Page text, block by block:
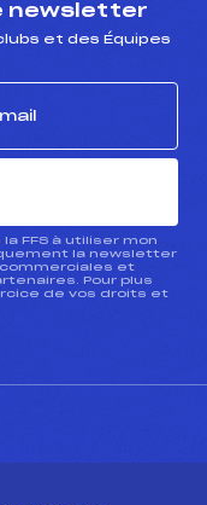
newsletter
et des Équipes
FFS à utiliser mon
la newsletter
commerciales et
Pour plus
de vos droits et